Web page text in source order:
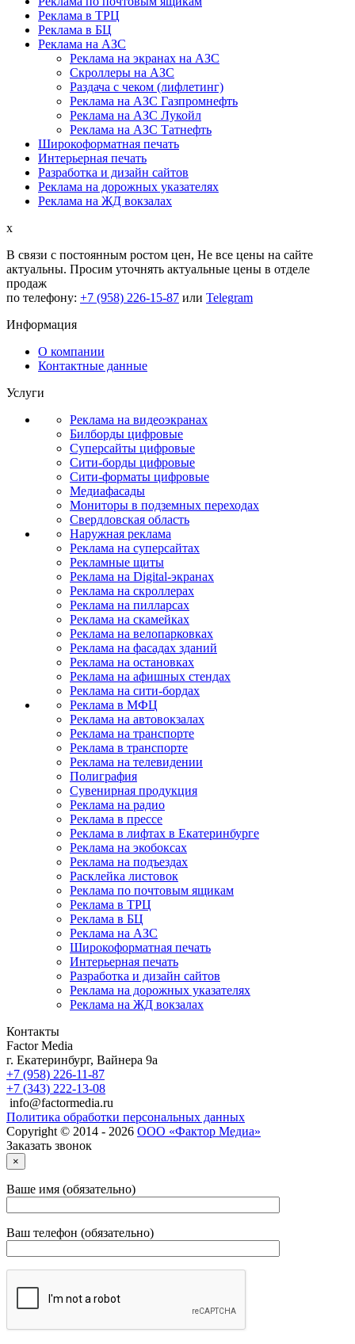
Реклама в ТРЦ
Реклама в БЦ
Реклама на АЗС
Реклама на экранах на АЗС
Скроллеры на АЗС
Раздача с чеком (лифлетинг)
Реклама на АЗС Газпромнефть
Реклама на АЗС Лукойл
Реклама на АЗС Татнефть
Широкоформатная печать
Интерьерная печать
Разработка и дизайн сайтов
Реклама на дорожных указателях
Реклама на ЖД вокзалах
x
В связи с постоянным ростом цен, Не все цены на сайте
актуальны. Просим уточнять актуальные цены в отделе
продаж
по телефону: +7 (958) 226-15-87 или Telegram
Информация
О компании
Контактные данные
Услуги
Реклама на видеоэкранах
Билборды цифровые
Суперсайты цифровые
Сити-борды цифровые
Сити-форматы цифровые
Медиафасады
Мониторы в подземных переходах
Свердловская область
Наружная реклама
Реклама на суперсайтах
Рекламные щиты
Реклама на Digital-экранах
Реклама на скроллерах
Реклама на пилларсах
Реклама на скамейках
Реклама на велопарковках
Реклама на фасадах зданий
Реклама на остановках
Реклама на афишных стендах
Реклама на сити-бордах
Реклама в МФЦ
Реклама на автовокзалах
Реклама на транспорте
Реклама в транспорте
Реклама на телевидении
Полиграфия
Сувенирная продукция
Реклама на радио
Реклама в прессе
Реклама в лифтах в Екатеринбурге
Реклама на экобоксах
Реклама на подъездах
Расклейка листовок
Реклама по почтовым ящикам
Реклама в ТРЦ
Реклама в БЦ
Реклама на АЗС
Широкоформатная печать
Интерьерная печать
Разработка и дизайн сайтов
Реклама на дорожных указателях
Реклама на ЖД вокзалах
Контакты
Factor Media
г. Екатеринбург, Вайнера 9а
+7 (958) 226-11-87
+7 (343) 222-13-08
info@factormedia.ru
Политика обработки персональных данных
Copyright © 2014 - 2026 ООО «Фактор Медиа»
Заказать звонок
×
Ваше имя (обязательно)
Ваш телефон (обязательно)